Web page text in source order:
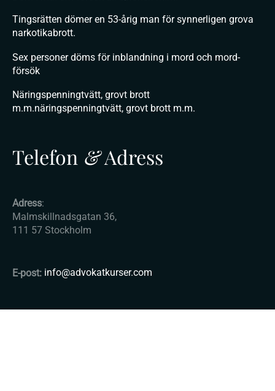
Tingsrätten dömer en 53-årig man för synnerligen grova
narkotikabrott.
Sex personer döms för inblandning i mord och mord-
försök
Näringspenningtvätt, grovt brott
m.m.näringspenningtvätt, grovt brott m.m.
Telefon &Adress
Adress:
Malmskillnadsgatan 36,
111 57 Stockholm
E-post: info@advokatkurser.com